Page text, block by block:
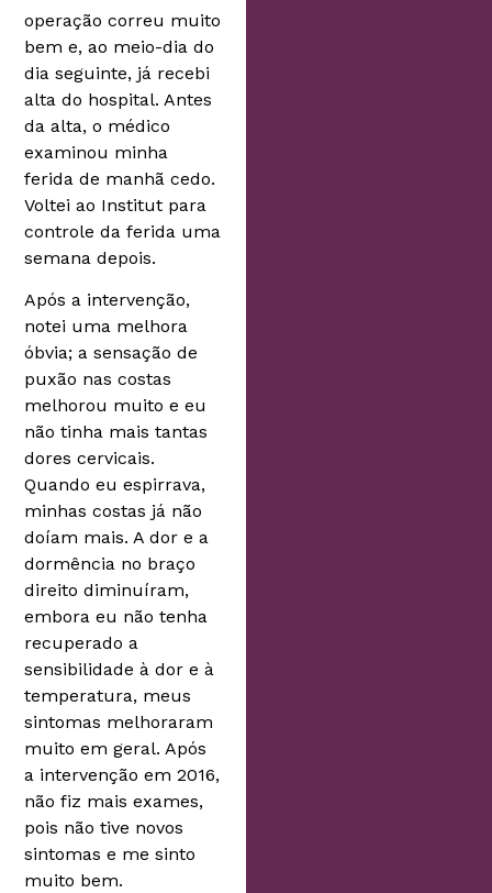
operação correu muito
bem e, ao meio-dia do
dia seguinte, já recebi
alta do hospital. Antes
da alta, o médico
examinou minha
ferida de manhã cedo.
Voltei ao Institut para
controle da ferida uma
semana depois.
Após a intervenção,
notei uma melhora
óbvia; a sensação de
puxão nas costas
melhorou muito e eu
não tinha mais tantas
dores cervicais.
Quando eu espirrava,
minhas costas já não
doíam mais. A dor e a
dormência no braço
direito diminuíram,
embora eu não tenha
recuperado a
sensibilidade à dor e à
temperatura, meus
sintomas melhoraram
muito em geral. Após
a intervenção em 2016,
não fiz mais exames,
pois não tive novos
sintomas e me sinto
muito bem.